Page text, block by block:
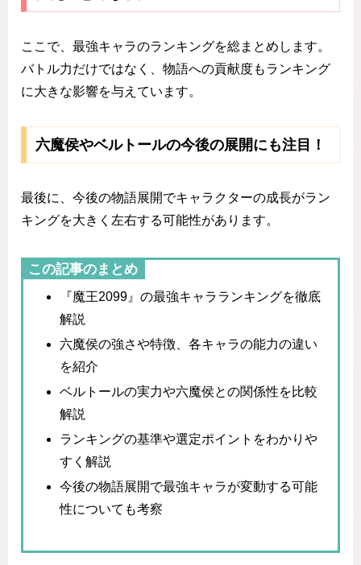
ここで、最強キャラのランキングを総まとめします。
バトル力だけではなく、物語への貢献度もランキング
に大きな影響を与えています。
六魔侯やベルトールの今後の展開にも注目！
最後に、今後の物語展開でキャラクターの成長がラン
キングを大きく左右する可能性があります。
この記事のまとめ
『魔王2099』の最強キャラランキングを徹底
解説
六魔侯の強さや特徴、各キャラの能力の違い
を紹介
ベルトールの実力や六魔侯との関係性を比較
解説
ランキングの基準や選定ポイントをわかりや
すく解説
今後の物語展開で最強キャラが変動する可能
性についても考察